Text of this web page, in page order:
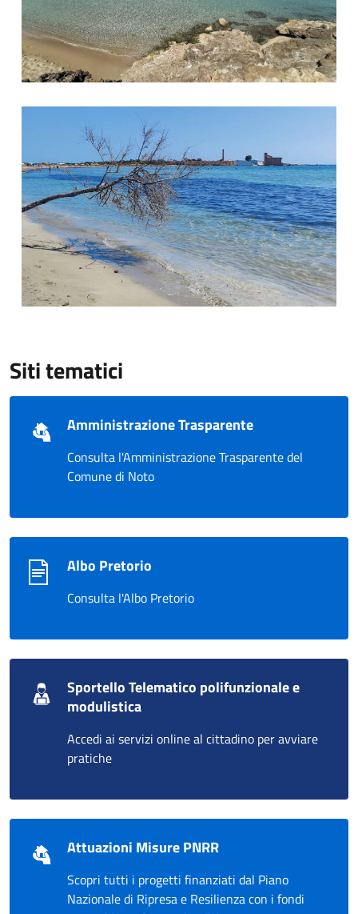
Siti tematici
Amministrazione Trasparente
Consulta l'Amministrazione Trasparente del
Comune di Noto
Albo Pretorio
Consulta l'Albo Pretorio
Sportello Telematico polifunzionale e
modulistica
Accedi ai servizi online al cittadino per avviare
pratiche
Attuazioni Misure PNRR
Scopri tutti i progetti finanziati dal Piano
Nazionale di Ripresa e Resilienza con i fondi